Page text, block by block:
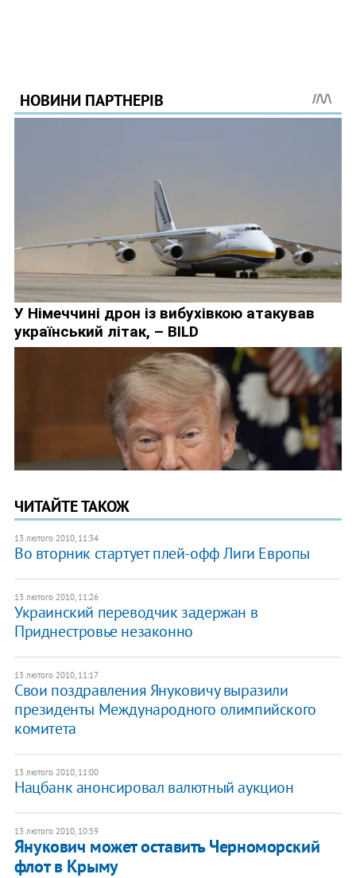
ЧИТАЙТЕ ТАКОЖ
13 лютого 2010, 11:34
Во вторник стартует плей-офф Лиги Европы
13 лютого 2010, 11:26
Украинский переводчик задержан в
Приднестровье незаконно
13 лютого 2010, 11:17
Свои поздравления Януковичу выразили
президенты Международного олимпийского
комитета
13 лютого 2010, 11:00
Нацбанк анонсировал валютный аукцион
13 лютого 2010, 10:59
Янукович может оставить Черноморский
флот в Крыму